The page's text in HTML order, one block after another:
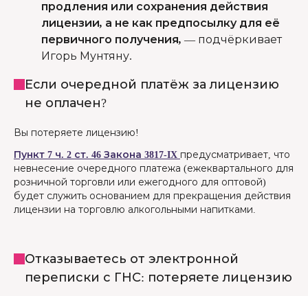
продления или сохранения действия
лицензии, а не как предпосылку для её
первичного получения, — подчёркивает
Игорь Мунтяну.
Если очередной платёж за лицензию
не оплачен?
Вы потеряете лицензию!
Пункт 7 ч. 2 ст. 46 Закона 3817-IX предусматривает, что
невнесение очередного платежа (ежеквартального для
розничной торговли или ежегодного для оптовой)
будет служить основанием для прекращения действия
лицензии на торговлю алкогольными напитками.
Отказываетесь от электронной
переписки с ГНС: потеряете лицензию